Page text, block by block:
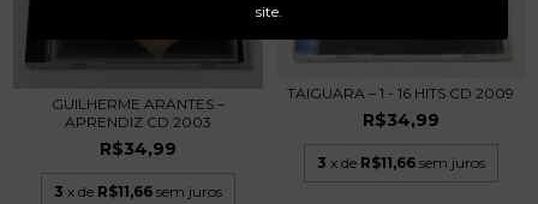
site.
GUILHERME ARANTES –
APRENDIZ CD 2003
R$34,99
3 x de R$11,66 sem juros
TAIGUARA – 1 - 16 HITS CD 2009
R$34,99
3 x de R$11,66 sem juros